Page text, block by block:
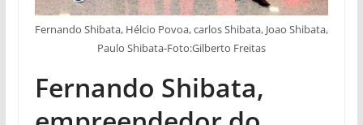
Fernando Shibata, Hélcio Povoa, carlos Shibata, Joao Shibata,
Paulo Shibata-Foto:Gilberto Freitas
Fernando Shibata,